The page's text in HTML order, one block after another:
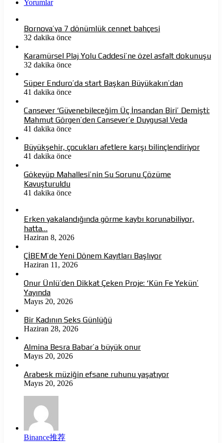
Yorumlar
Bornova’ya 7 dönümlük cennet bahçesi
32 dakika önce
Karamürsel Plaj Yolu Caddesi’ne özel asfalt dokunuşu
32 dakika önce
Süper Enduro’da start Başkan Büyükakın’dan
41 dakika önce
Cansever ‘Güvenebileceğim Üç İnsandan Biri’ Demişti:
Mahmut Görgen’den Cansever’e Duygusal Veda
41 dakika önce
Büyükşehir, çocukları afetlere karşı bilinçlendiriyor
41 dakika önce
Gökeyüp Mahallesi’nin Su Sorunu Çözüme
Kavuşturuldu
41 dakika önce
Erken yakalandığında görme kaybı korunabiliyor,
hatta…
Haziran 8, 2026
ÇİBEM’de Yeni Dönem Kayıtları Başlıyor
Haziran 11, 2026
Onur Ünlü’den Dikkat Çeken Proje: ‘Kün Fe Yekün’
Yayında
Mayıs 20, 2026
Bir Kadının Seks Günlüğü
Haziran 28, 2026
Almina Besra Babar’a büyük onur
Mayıs 20, 2026
Arabesk müziğin efsane ruhunu yaşatıyor
Mayıs 20, 2026
Binance推荐